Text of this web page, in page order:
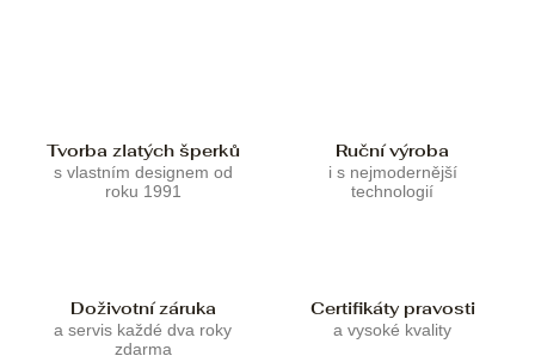
Tvorba zlatých šperků
s vlastním designem od
roku 1991
Ruční výroba
i s nejmodernější
technologií
Doživotní záruka
a servis každé dva roky
zdarma
Certifikáty pravosti
a vysoké kvality